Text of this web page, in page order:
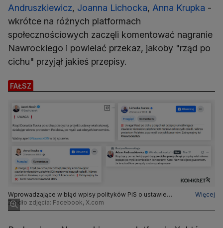
Andruszkiewicz, Joanna Lichocka, Anna Krupka -
wkrótce na różnych platformach
społecznościowych zaczęli komentować nagranie
Nawrockiego i powielać przekaz, jakoby "rząd po
cichu" przyjął jakieś przepisy.
FAŁSZ
Wprowadzające w błąd wpisy polityków PiS o ustawie
wiatrakowej rzekomo przyjętej "po cichu" przez rząd
Więcej
Źródło zdjęcia: Facebook, X.com